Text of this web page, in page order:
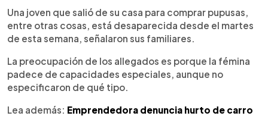
Escuchar artículo
Una joven que salió de su casa para comprar pupusas,
entre otras cosas, está desaparecida desde el martes
de esta semana, señalaron sus familiares.
La preocupación de los allegados es porque la fémina
padece de capacidades especiales, aunque no
especificaron de qué tipo.
Lea además: Emprendedora denuncia hurto de carro